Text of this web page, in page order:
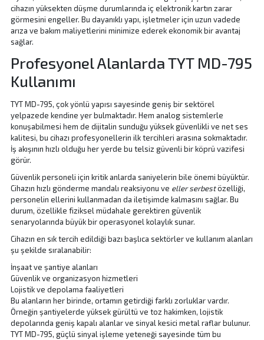
cihazın yüksekten düşme durumlarında iç elektronik kartın zarar
görmesini engeller. Bu dayanıklı yapı, işletmeler için uzun vadede
arıza ve bakım maliyetlerini minimize ederek ekonomik bir avantaj
sağlar.
Profesyonel Alanlarda TYT MD-795
Kullanımı
TYT MD-795, çok yönlü yapısı sayesinde geniş bir sektörel
yelpazede kendine yer bulmaktadır. Hem analog sistemlerle
konuşabilmesi hem de dijitalin sunduğu yüksek güvenlikli ve net ses
kalitesi, bu cihazı profesyonellerin ilk tercihleri arasına sokmaktadır.
İş akışının hızlı olduğu her yerde bu telsiz güvenli bir köprü vazifesi
görür.
Güvenlik personeli için kritik anlarda saniyelerin bile önemi büyüktür.
Cihazın hızlı gönderme mandalı reaksiyonu ve eller serbestözelliği,
personelin ellerini kullanmadan da iletişimde kalmasını sağlar. Bu
durum, özellikle fiziksel müdahale gerektiren güvenlik
senaryolarında büyük bir operasyonel kolaylık sunar.
Cihazın en sık tercih edildiği bazı başlıca sektörler ve kullanım alanları
şu şekilde sıralanabilir:
İnşaat ve şantiye alanları
Güvenlik ve organizasyon hizmetleri
Lojistik ve depolama faaliyetleri
Bu alanların her birinde, ortamın getirdiği farklı zorluklar vardır.
Örneğin şantiyelerde yüksek gürültü ve toz hakimken, lojistik
depolarında geniş kapalı alanlar ve sinyal kesici metal raflar bulunur.
TYT MD-795, güçlü sinyal işleme yeteneği sayesinde tüm bu